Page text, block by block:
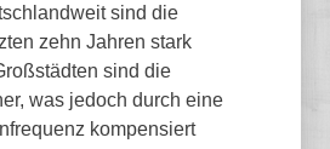
sind die
zehn Jahren stark
sind die
was jedoch durch eine
kompensiert